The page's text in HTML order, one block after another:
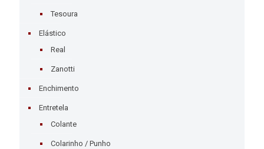
Tesoura
Elástico
Real
Zanotti
Enchimento
Entretela
Colante
Colarinho / Punho